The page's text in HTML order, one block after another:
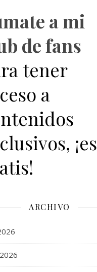
a mi
de fans
tener
a
¡es
ARCHIVO